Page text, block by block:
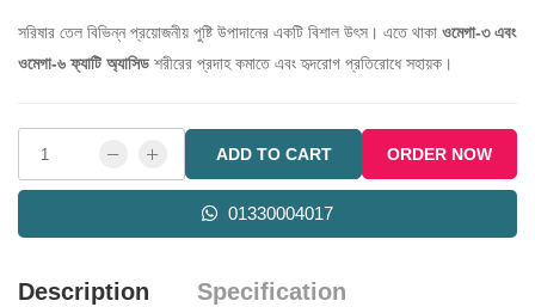
সরিষার তেল বিভিন্ন প্রয়োজনীয় পুষ্টি উপাদানের একটি বিশাল উৎস। এতে থাকা ওমেগা-৩ এবং
ওমেগা-৬ ফ্যাটি অ্যাসিড শরীরের প্রদাহ কমাতে এবং হৃদরোগ প্রতিরোধে সহায়ক।
ADD TO CART ORDER NOW
01330004017
Description Specification